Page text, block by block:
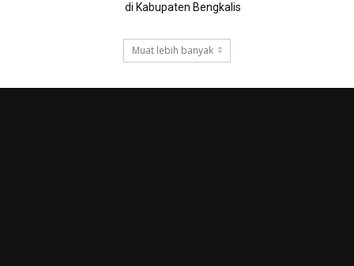
di Kabupaten Bengkalis
Muat lebih banyak